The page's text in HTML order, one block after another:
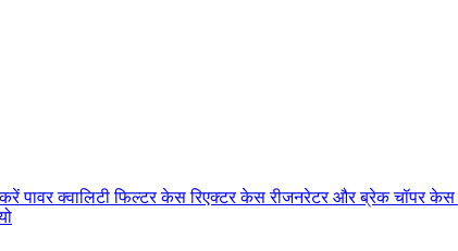
पावर क्वालिटी फिल्टर केस रिएक्टर केस रीजनरेटर और ब्रेक चॉपर केस